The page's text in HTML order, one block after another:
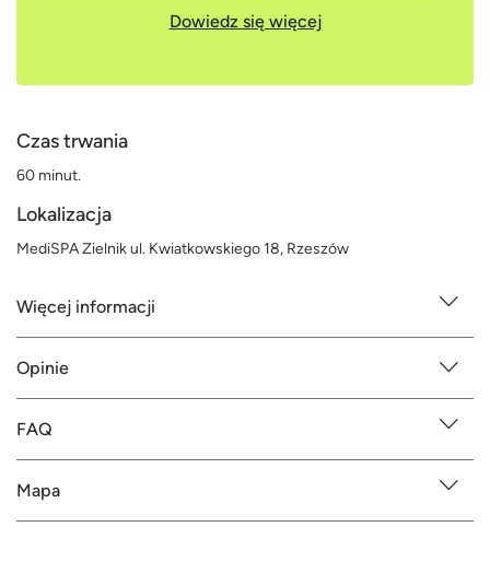
Dowiedz się więcej
Czas trwania
60 minut.
Lokalizacja
MediSPA Zielnik ul. Kwiatkowskiego 18, Rzeszów
Więcej informacji
Opinie
FAQ
Mapa